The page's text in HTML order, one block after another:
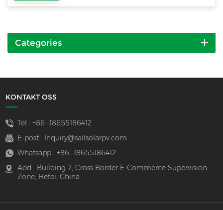
Categories
KONTAKT OSS
Tel : +86 -18655186412
E-post :
Inquiry@sailsolarpv.com
Whatsapp : +86 -18655186412
Add : Building 7, Cross Border E-Commerce Supervision
Zone, Hefei, China